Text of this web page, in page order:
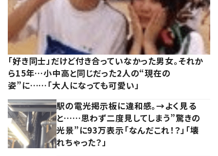
「好き同士」だけど付き合っていなかった男女。それか
ら15年…小中高と同じだった2人の“現在の
姿”に……「大人になっても可愛い」
駅の電光掲示板に違和感。→よく見る
と……思わず二度見してしまう”驚きの
光景”に93万表示「なんだこれ！？」「壊
れちゃった？」